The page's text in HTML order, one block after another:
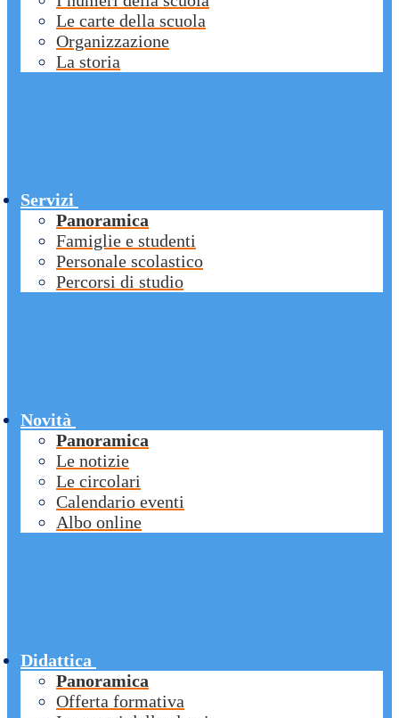
Le carte della scuola
Organizzazione
La storia
Servizi
Panoramica
Famiglie e studenti
Personale scolastico
Percorsi di studio
Novità
Panoramica
Le notizie
Le circolari
Calendario eventi
Albo online
Didattica
Panoramica
Offerta formativa